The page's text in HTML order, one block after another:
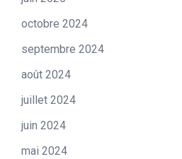
octobre 2024
septembre 2024
août 2024
juillet 2024
juin 2024
mai 2024